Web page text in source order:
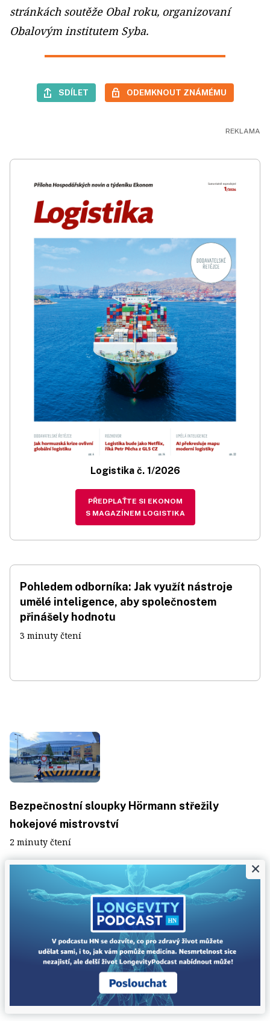
stránkách soutěže Obal roku, organizovaní
Obalovým institutem Syba.
SDÍLET ODEMKNOUT ZNÁMÉMU
Logistika č. 1/2026
PŘEDPLAŤTE SI EKONOM
S MAGAZÍNEM LOGISTIKA
Pohledem odborníka: Jak využít nástroje
umělé inteligence, aby společnostem
přinášely hodnotu
3 minuty čtení
Bezpečnostní sloupky Hörmann střežily
hokejové mistrovství
2 minuty čtení
Cargo-partner rozšiřuje stávající spolupráci s
HHLA Pure. Evropské přepravy s neutrálními
emisemi zahrnují i Česko a Slovensko
×